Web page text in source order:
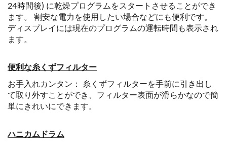
24時間後) に乾燥プログラムをスタートさせることができ
ます。 割安な電力を使用したい場合などにも便利です。
ディスプレイには現在のプログラムの運転時間も表示され
ます。
便利な糸くずフィルター
お手入れカンタン： 糸くずフィルターを手前に引き出し
て取り外すことができ、フィルター表面が滑らかなので簡
単にきれいにできます。
ハニカムドラム